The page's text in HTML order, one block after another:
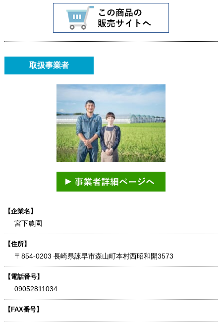
取扱事業者
【企業名】
宮下農園
【住所】
〒854-0203 長崎県諫早市森山町本村西昭和開3573
【電話番号】
09052811034
【FAX番号】